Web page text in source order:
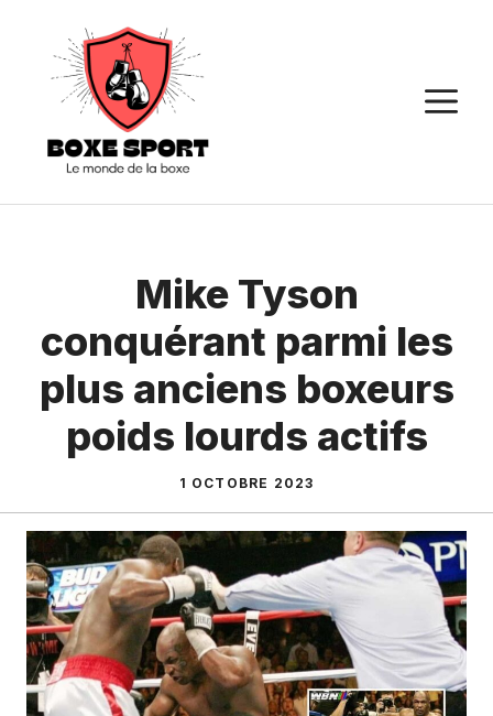
contenu
Mike Tyson
conquérant parmi les
plus anciens boxeurs
poids lourds actifs
1 OCTOBRE 2023